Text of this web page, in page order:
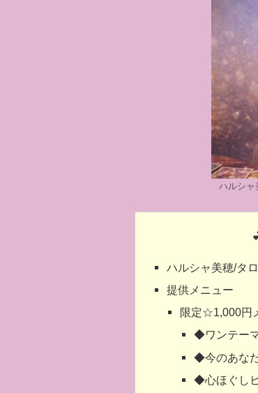
ハルシャ
ハルシャ美穂/タ
提供メニュー
限定☆1,000円
◆ワンテー
◆今のあな
◆心ほぐし